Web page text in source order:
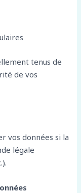
tenus de
de vos
vos données si la
légale